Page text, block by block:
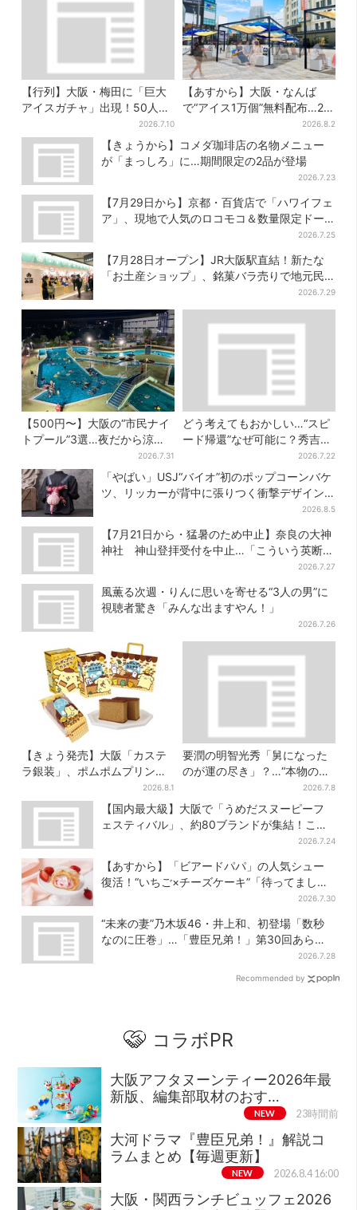
【行列】大阪・梅田に「巨大
アイスガチャ」出現！50人以
上が列…初日は即終了、残る
開催日は？
2026.7.10
【あすから】大阪・なんば
で“アイス1万個”無料配布…2日
間限定で、ロッテの人気商品
もらえる
2026.8.2
【きょうから】コメダ珈琲店の名物メニュー
が「まっしろ」に…期間限定の2品が登場
2026.7.23
【7月29日から】京都・百貨店で「ハワイフェ
ア」、現地で人気のロコモコ＆数量限定ドー
2026.7.25
【7月28日オープン】JR大阪駅直結！新たな
「お土産ショップ」、銘菓バラ売りで地元民
2026.7.29
【500円〜】大阪の“市民ナイ
トプール”3選…夜だから涼し
2026.7.31
どう考えてもおかしい…“スピ
ード帰還”なぜ可能に？秀吉が
噂した、3人目の謀反人【豊臣
兄弟】
2026.7.22
「やばい」USJ“バイオ”初のポップコーンバケ
ツ、リッカーが背中に張りつく衝撃デザイン
2026.8.5
【7月21日から・猛暑のため中止】奈良の大神
神社 神山登拝受付を中止…「こういう英断は
2026.7.27
風薫る次週・りんに思いを寄せる“3人の男”に
視聴者驚き「みんな出ますやん！」
2026.7.26
【きょう発売】大阪「カステ
ラ銀装」、ポムポムプリンと
初コラボ 紙袋まで限定デザ
インに
2026.8.1
要潤の明智光秀「舅になった
のが運の尽き」？…“本物の黒
幕”が最高火力の「本能寺」へ
【豊臣兄弟】
2026.7.8
【国内最大級】大阪で「うめだスヌーピーフ
ェスティバル」、約80ブランドが集結！ここ
2026.7.24
【あすから】「ビアードパパ」の人気シュー
復活！“いちご×チーズケーキ”「待ってまし
2026.7.30
“未来の妻”乃木坂46・井上和、初登場「数秒
なのに圧巻」…「豊臣兄弟！」第30回あらす
2026.7.28
Recommended by
コラボPR
大阪アフタヌーンティー2026年最
新版、編集部取材のおす…
NEW 23時間前
大河ドラマ『豊臣兄弟！』解説コ
ラムまとめ【毎週更新】
NEW 2026.8.4 16:00
大阪・関西ランチビュッフェ2026